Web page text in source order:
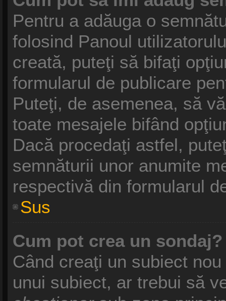
Pentru a adăuga o
folosind Panoul
creată, puteţi să bifaţi
formularul de publicare
Puteţi, de asemenea, să
toate mesajele bifând
Dacă procedaţi astfel,
semnăturii unor anumite
respectivă din formularul
Sus
Cum pot crea un sondaj?
Când creaţi un subiect
unui subiect, ar trebui să